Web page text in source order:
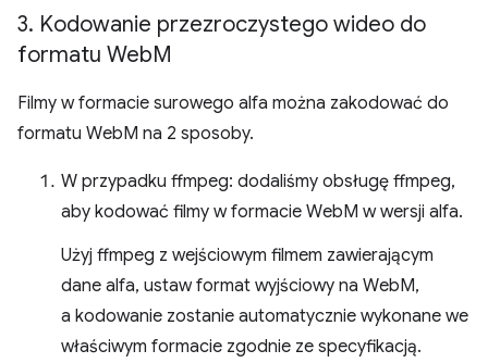
3. Kodowanie przezroczystego wideo do
formatu WebM
Filmy w formacie surowego alfa można zakodować do
formatu WebM na 2 sposoby.
W przypadku ffmpeg: dodaliśmy obsługę ffmpeg,
aby kodować filmy w formacie WebM w wersji alfa.
Użyj ffmpeg z wejściowym filmem zawierającym
dane alfa, ustaw format wyjściowy na WebM,
a kodowanie zostanie automatycznie wykonane we
właściwym formacie zgodnie ze specyfikacją.